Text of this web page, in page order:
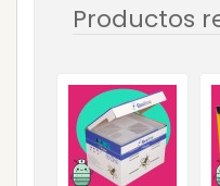
Productos